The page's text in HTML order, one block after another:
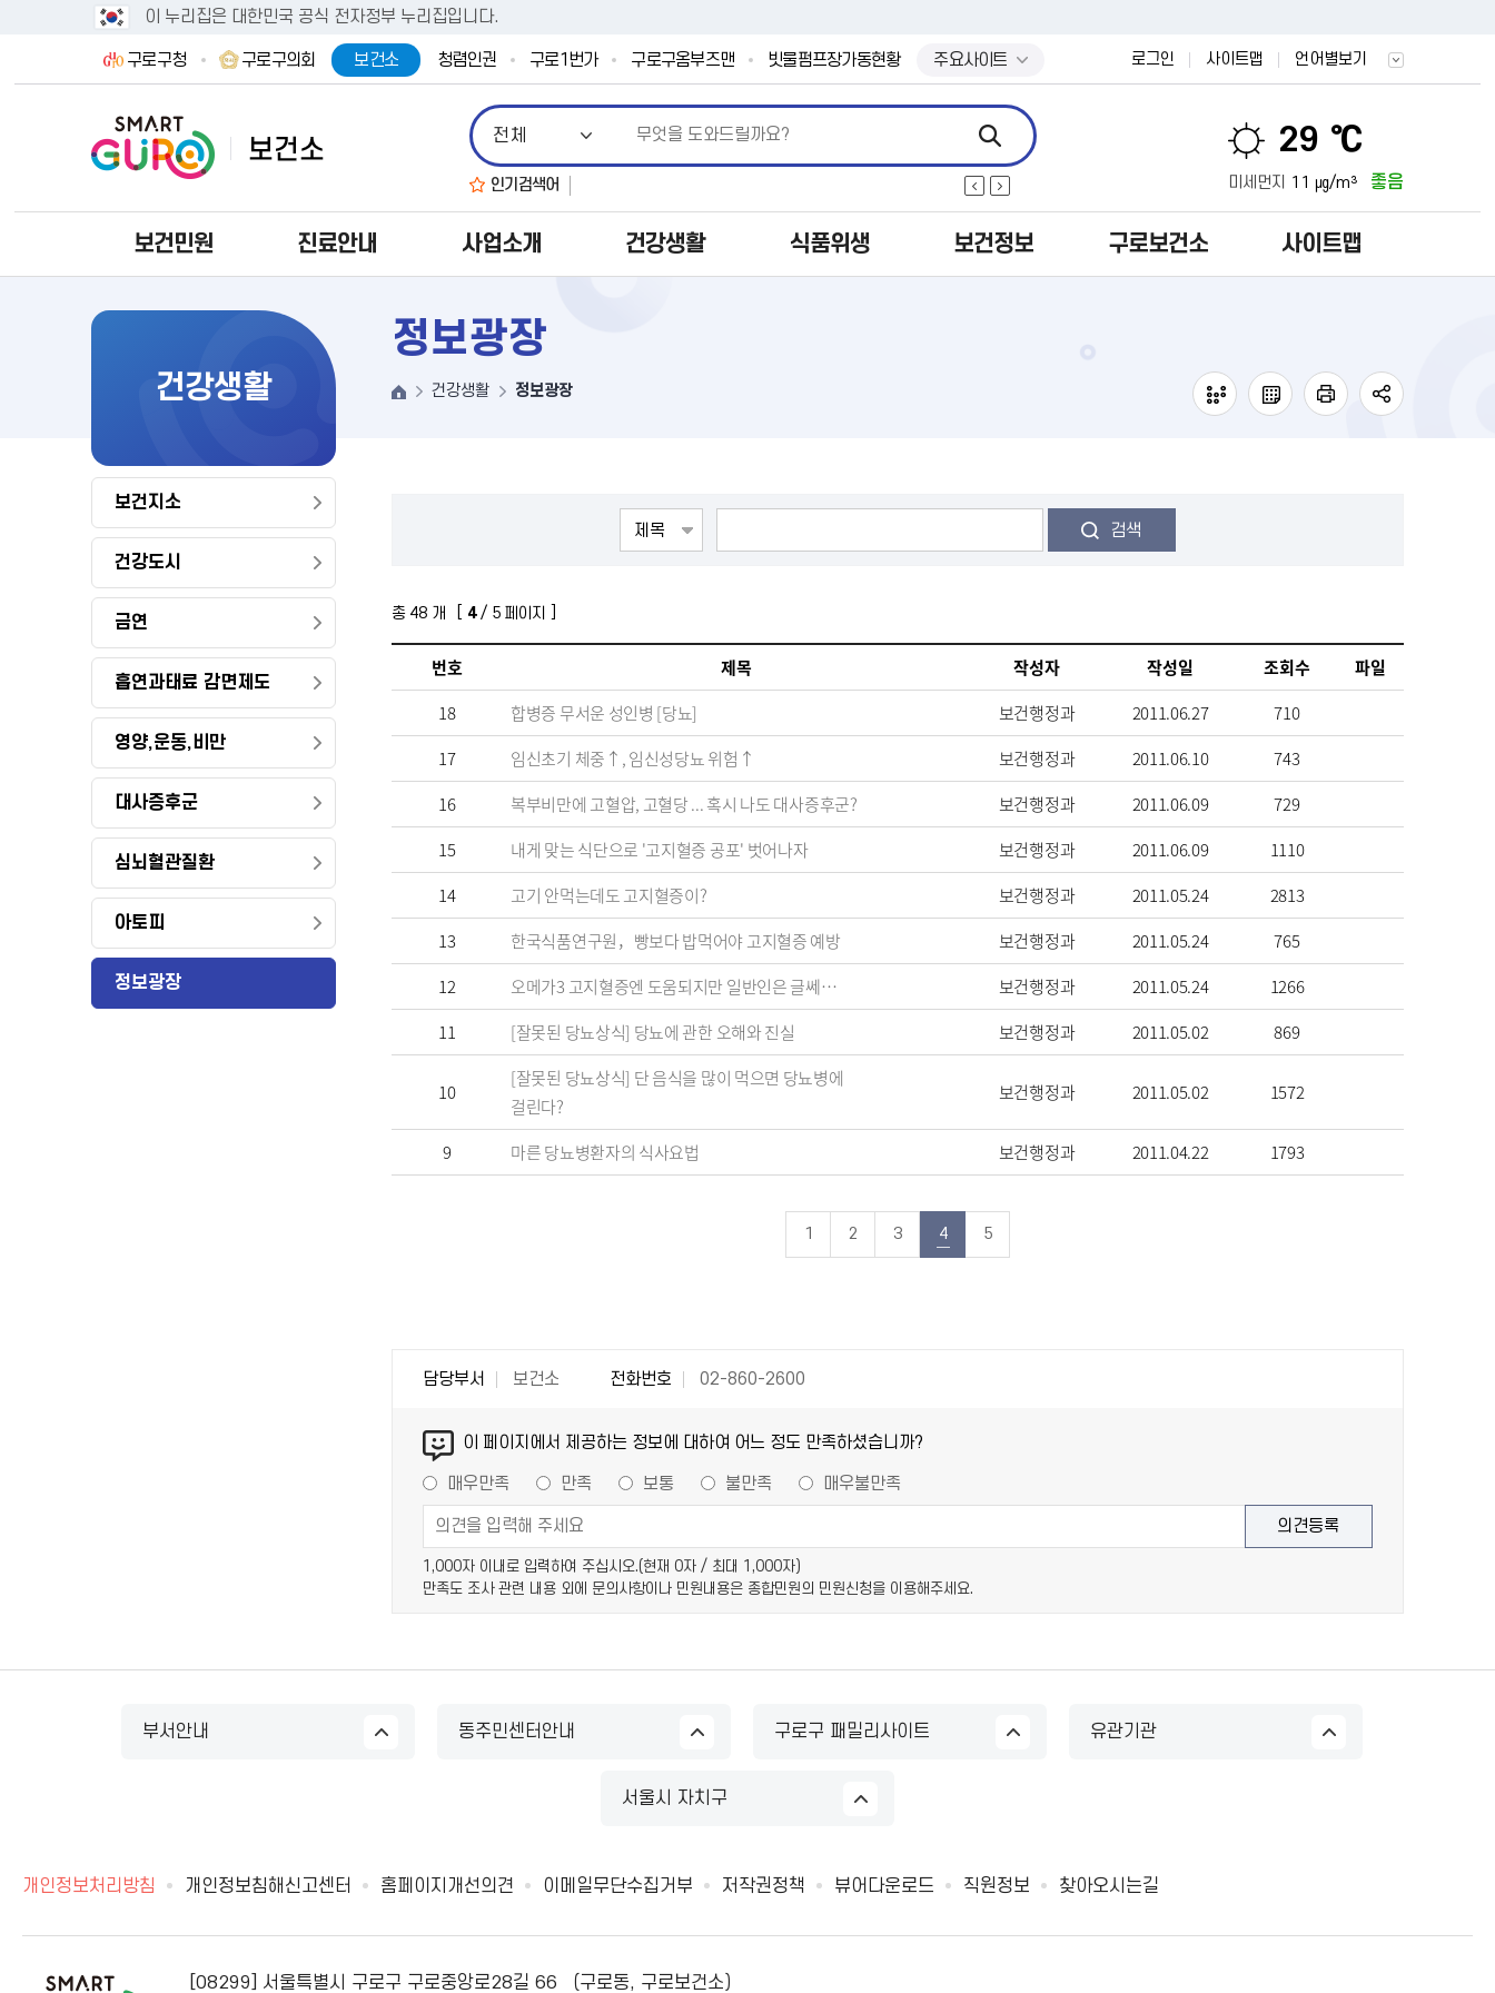
이 누리집은 대한민국 공식 전자정부 누리집입니다.
구로구청 구로구의회 보건소 청렴인권 구로1번가 구로구옴부즈맨 빗물펌프장가동현황 주요사이트 로그인 사이트맵 언어별보기
인기검색어
29 ℃
미세먼지 11 ㎍/m³ 좋음
보건민원 진료안내 사업소개 건강생활 식품위생 보건정보 구로보건소 사이트맵
건강생활
보건지소
건강도시
금연
흡연과태료 감면제도
영양,운동,비만
대사증후군
심뇌혈관질환
아토피
정보광장
정보광장
건강생활 정보광장
검색
총 48개 [ 4/ 5 페이지 ]
번호 제목 작성자 작성일 조회수
파일
18
합병증 무서운 성인병 [당뇨] 보건행정과 2011.06.27
710
17
임신초기 체중↑, 임신성당뇨 위험↑ 보건행정과 2011.06.10
743
16
복부비만에 고혈압, 고혈당 ... 혹시 나도 대사증후군? 보건행정과 2011.06.09
729
15
내게 맞는 식단으로 '고지혈증 공포' 벗어나자 보건행정과 2011.06.09
1110
14
고기 안먹는데도 고지혈증이? 보건행정과 2011.05.24
2813
13
한국식품연구원，빵보다 밥먹어야 고지혈증 예방 보건행정과 2011.05.24
765
12
오메가3 고지혈증엔 도움되지만 일반인은 글쎄… 보건행정과 2011.05.24
1266
11
[잘못된 당뇨상식] 당뇨에 관한 오해와 진실 보건행정과 2011.05.02 869
10
[잘못된 당뇨상식] 단 음식을 많이 먹으면 당뇨병에
걸린다?
보건행정과 2011.05.02 1572
9 마른 당뇨병환자의 식사요법 보건행정과 2011.04.22 1793
1 2 3 4 5
담당부서 보건소 전화번호 02-860-2600
이 페이지에서 제공하는 정보에 대하여 어느 정도 만족하셨습니까?
매우만족 만족 보통 불만족 매우불만족
1,000자 이내로 입력하여 주십시오.(현재 0자 / 최대 1,000자)
만족도 조사 관련 내용 외에 문의사항이나 민원내용은 종합민원의 민원신청을 이용해주세요.
부서안내 동주민센터안내 구로구 패밀리사이트 유관기관
서울시 자치구
개인정보처리방침 개인정보침해신고센터 홈페이지개선의견 이메일무단수집거부 저작권정책 뷰어다운로드 직원정보 찾아오시는길
[08299] 서울특별시 구로구 구로중앙로28길 66 （구로동, 구로보건소）